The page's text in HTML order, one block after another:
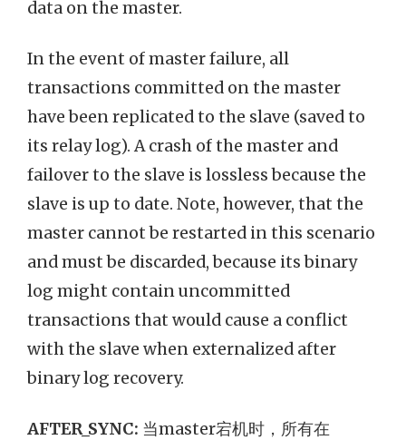
data on the master.
In the event of master failure, all
transactions committed on the master
have been replicated to the slave (saved to
its relay log). A crash of the master and
failover to the slave is lossless because the
slave is up to date. Note, however, that the
master cannot be restarted in this scenario
and must be discarded, because its binary
log might contain uncommitted
transactions that would cause a conflict
with the slave when externalized after
binary log recovery.
AFTER_SYNC: 当master宕机时，所有在